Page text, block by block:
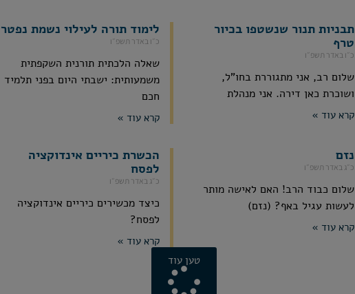
תבניות תנור שנשטפו בכיור
טרף
כ״ו באדר תשפ״ו
שלום רב, אני מתגוררת בחו"ל,
ושוכרת כאן דירה. אני מנהלת
קרא עוד »
לימוד תורה לעילוי נשמת נפטר
כ״ו באדר תשפ״ו
שאלה הלכתית תורנית השקפתית
משמעותית: ישבתי היום בפני תלמיד
חכם
קרא עוד »
נזם
כ״ג באדר תשפ״ו
שלום כבוד הרב! האם לאישה מותר
לעשות עגיל באף? (נזם)
קרא עוד »
הכשרת כיריים אינדוקציה
לפסח
כ״ג באדר תשפ״ו
כיצד מכשירים כיריים אינדוקציה
לפסח?
קרא עוד »
טען עוד